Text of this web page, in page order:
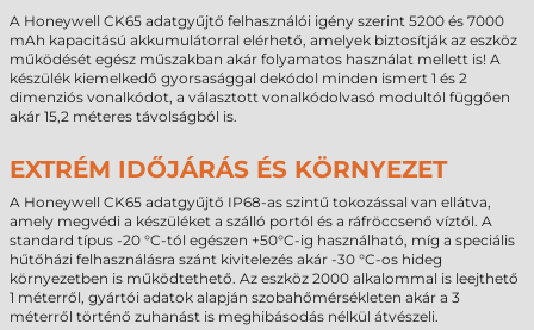
A Honeywell CK65 adatgyűjtő felhasználói igény szerint 5200 és 7000
mAh kapacitású akkumulátorral elérhető, amelyek biztosítják az eszköz
működését egész műszakban akár folyamatos használat mellett is! A
készülék kiemelkedő gyorsasággal dekódol minden ismert 1 és 2
dimenziós vonalkódot, a választott vonalkódolvasó modultól függően
akár 15,2 méteres távolságból is.
EXTRÉM IDŐJÁRÁS ÉS KÖRNYEZET
A Honeywell CK65 adatgyűjtő IP68-as szintű tokozással van ellátva,
amely megvédi a készüléket a szálló portól és a ráfröccsenő víztől. A
standard típus -20 °C-tól egészen +50°C-ig használható, míg a speciális
hűtőházi felhasználásra szánt kivitelezés akár -30 °C-os hideg
környezetben is működtethető. Az eszköz 2000 alkalommal is leejthető
1 méterről, gyártói adatok alapján szobahőmérsékleten akár a 3
méterről történő zuhanást is meghibásodás nélkül átvészeli.